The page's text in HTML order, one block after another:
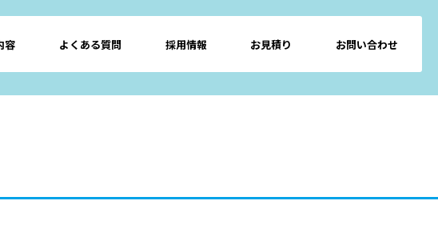
容 よくある質問 採用情報 お見積り お問い合わせ